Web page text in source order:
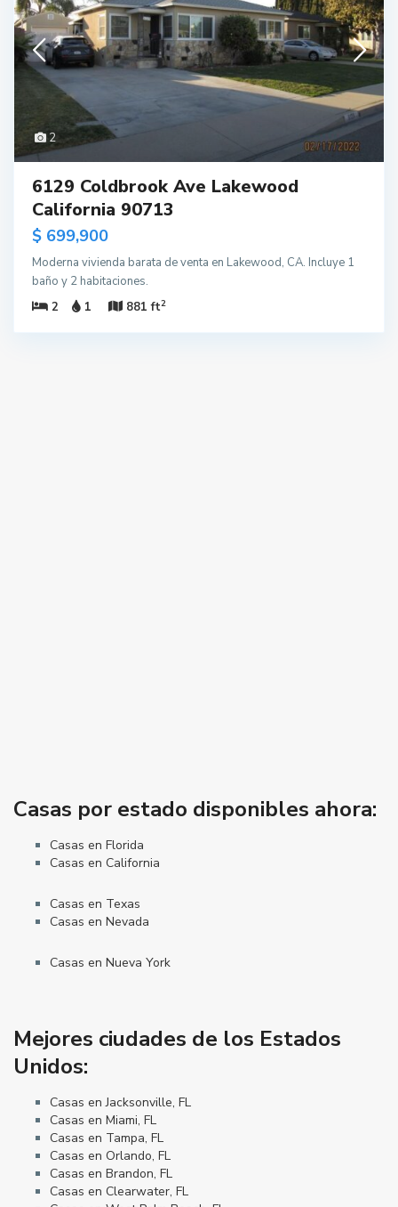
2
6129 Coldbrook Ave Lakewood
California 90713
$ 699,900
Moderna vivienda barata de venta en Lakewood, CA. Incluye 1
baño y 2 habitaciones.
2
1 881 ft2
Casas por estado disponibles ahora:
Casas en Florida
Casas en California
Casas en Texas
Casas en Nevada
Casas en Nueva York
Mejores ciudades de los Estados
Unidos:
Casas en Jacksonville, FL
Casas en Miami, FL
Casas en Tampa, FL
Casas en Orlando, FL
Casas en Brandon, FL
Casas en Clearwater, FL